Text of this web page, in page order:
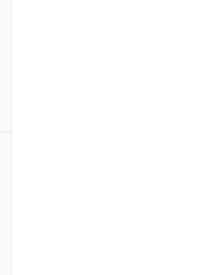
کالا
اورجینال
تصفیه آب، با تکیه بر دانش فنی و